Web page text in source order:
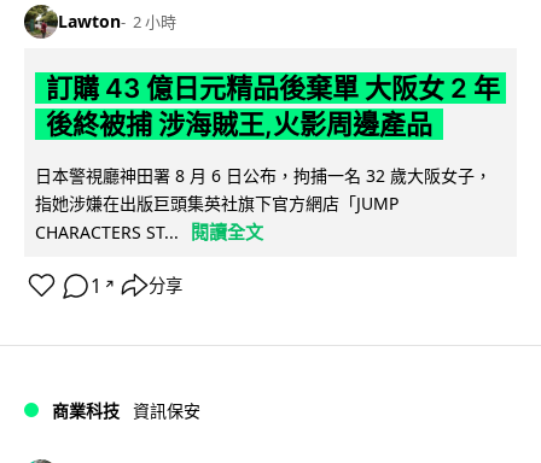
Lawton 2 小時
訂購 43 億日元精品後棄單 大阪女 2 年
後終被捕 涉海賊王,火影周邊產品
日本警視廳神田署 8 月 6 日公布，拘捕一名 32 歲大阪女子，
指她涉嫌在出版巨頭集英社旗下官方網店「JUMP
CHARACTERS ST...
閱讀全文
1 ↗ 分享
商業科技 資訊保安